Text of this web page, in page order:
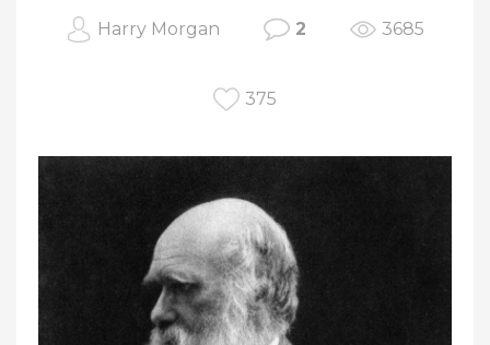
Harry Morgan 2 3685
375